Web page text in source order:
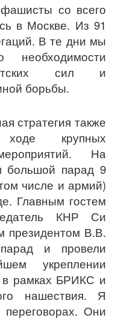
со всего
в Москве. Из 91
В те дни мы
сил и
борьбы.
стратегия также
крупных
На
большой парад 9
числе и армий)
Главным гостем
КНР Си
президентом В.В.
и провели
укреплении
в рамках БРИКС и
нашествия. Я
Они